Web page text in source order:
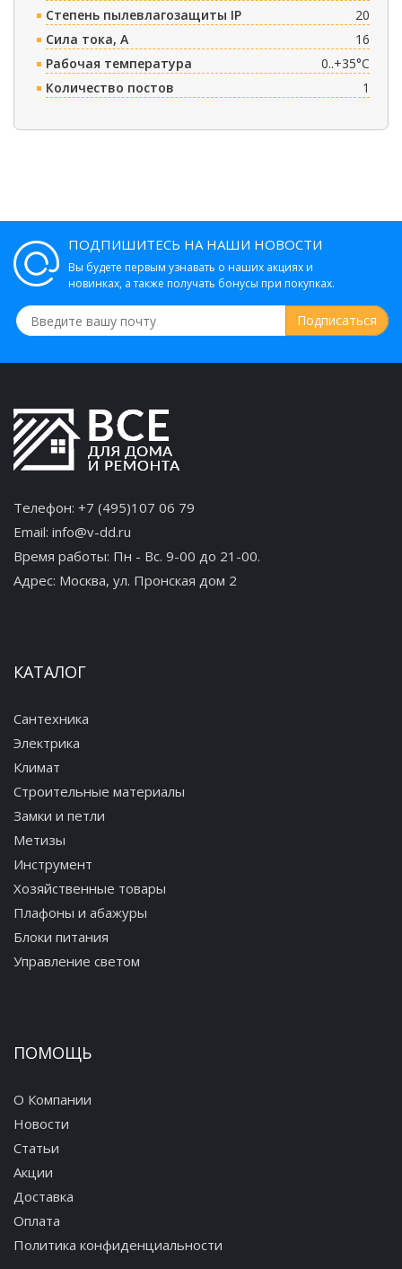
Степень пылевлагозащиты IP
20
Сила тока, A
16
Рабочая температура
0..+35°C
Количество постов
1
ПОДПИШИТЕСЬ НА НАШИ НОВОСТИ
Вы будете первым узнавать о наших акциях и
новинках, а также получать бонусы при покупках.
Телефон: +7 (495)107 06 79
Email: info@v-dd.ru
Время работы: Пн - Вс. 9-00 до 21-00.
Адрес: Москва, ул. Пронская дом 2
КАТАЛОГ
Сантехника
Электрика
Климат
Строительные материалы
Замки и петли
Метизы
Инструмент
Хозяйственные товары
Плафоны и абажуры
Блоки питания
Управление светом
ПОМОЩЬ
О Компании
Новости
Статьи
Акции
Доставка
Оплата
Политика конфиденциальности